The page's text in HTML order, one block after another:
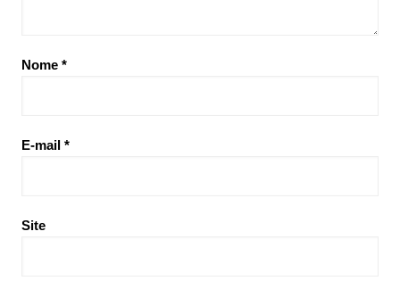
Nome *
E-mail *
Site